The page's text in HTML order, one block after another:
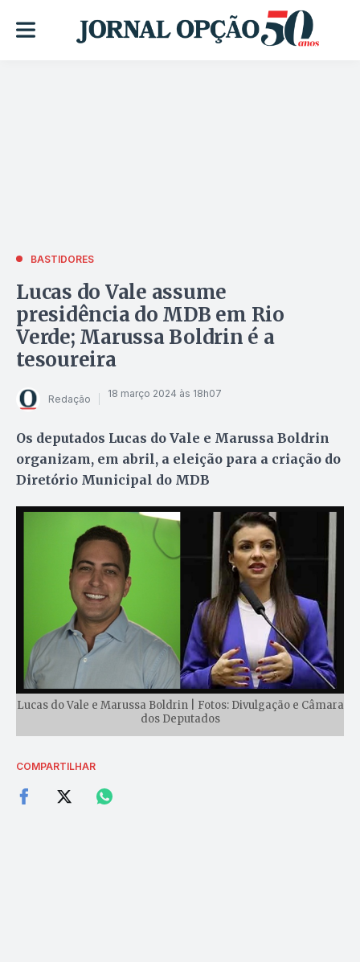
BASTIDORES
Lucas do Vale assume
presidência do MDB em Rio
Verde; Marussa Boldrin é a
tesoureira
Redação 18 março 2024 às 18h07
Os deputados Lucas do Vale e Marussa Boldrin
organizam, em abril, a eleição para a criação do
Diretório Municipal do MDB
Lucas do Vale e Marussa Boldrin | Fotos: Divulgação e Câmara
dos Deputados
COMPARTILHAR